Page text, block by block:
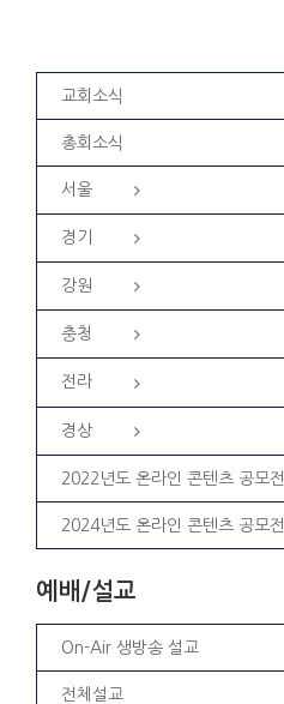
교회소식
총회소식
서울
경기
강원
충청
전라
경상
2022년도 온라인 콘텐츠 공모전
2024년도 온라인 콘텐츠 공모전
예배/설교
On-Air 생방송 설교
전체설교